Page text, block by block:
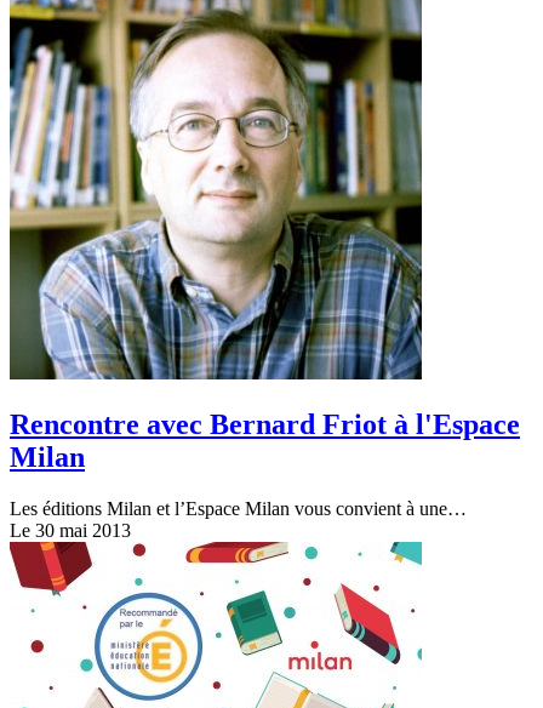
Rencontre avec Bernard Friot à l'Espace
Milan
Les éditions Milan et l’Espace Milan vous convient à une…
Le 30 mai 2013